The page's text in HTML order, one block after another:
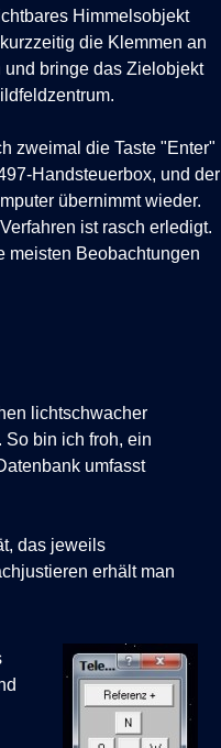
Himmelsobjekt
die Klemmen an
und bringe das Zielobjekt
zweimal die Taste "Enter"
Handsteuerbox, und der
übernimmt wieder.
ist rasch erledigt.
meisten Beobachtungen
lichtschwacher
bin ich froh, ein
umfasst
das jeweils
erhält man